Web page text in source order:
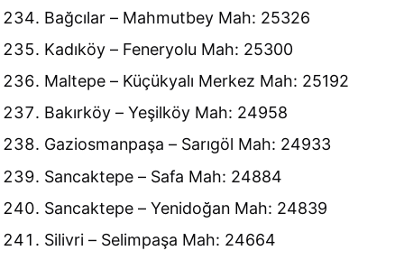
Bağcılar – Mahmutbey Mah: 25326
Kadıköy – Feneryolu Mah: 25300
Maltepe – Küçükyalı Merkez Mah: 25192
Bakırköy – Yeşilköy Mah: 24958
Gaziosmanpaşa – Sarıgöl Mah: 24933
Sancaktepe – Safa Mah: 24884
Sancaktepe – Yenidoğan Mah: 24839
Silivri – Selimpaşa Mah: 24664